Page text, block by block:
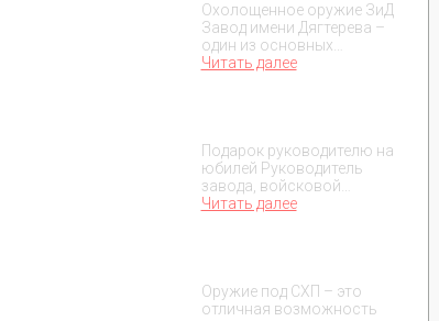
Охолощенное оружие ЗиД
Завод имени Дягтерева –
один из основных…
Читать далее
Подарок руководителю на
юбилей Руководитель
завода, войсковой…
Читать далее
Оружие под СХП – это
отличная возможность